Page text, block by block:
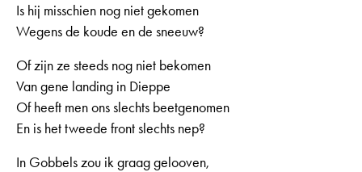
Is hij misschien nog niet gekomen
Wegens de koude en de sneeuw?
Of zijn ze steeds nog niet bekomen
Van gene landing in Dieppe
Of heeft men ons slechts beetgenomen
En is het tweede front slechts nep?
In Gobbels zou ik graag gelooven,